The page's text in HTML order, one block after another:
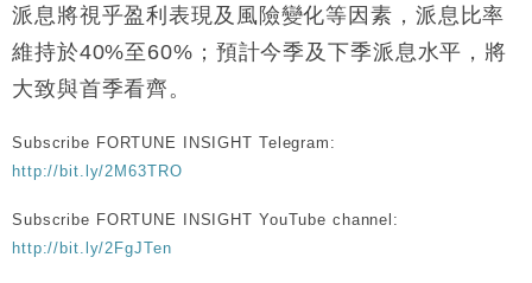
派息將視乎盈利表現及風險變化等因素，派息比率
維持於40%至60%；預計今季及下季派息水平，將
大致與首季看齊。
Subscribe FORTUNE INSIGHT Telegram:
http://bit.ly/2M63TRO
Subscribe FORTUNE INSIGHT YouTube channel:
http://bit.ly/2FgJTen